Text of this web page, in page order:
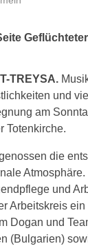
TREYSA.
und
am
Totenkirche.
die
Atmosphäre.
und
Arbeitskreis
Dogan und
(Bulgarien)